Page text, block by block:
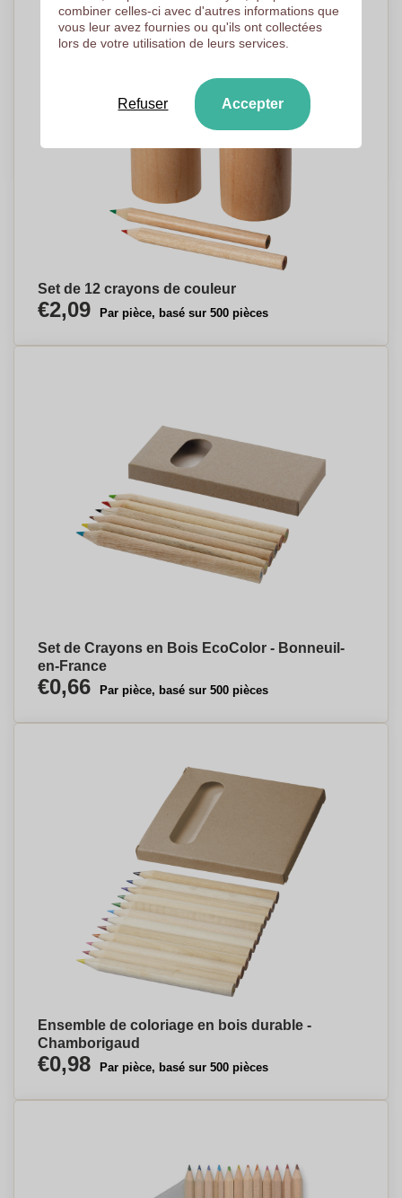
Set de 12 crayons de couleur
€2,09 Par pièce, basé sur 500 pièces
Set de Crayons en Bois EcoColor - Bonneuil-
en-France
€0,66 Par pièce, basé sur 500 pièces
Ensemble de coloriage en bois durable -
Chamborigaud
€0,98 Par pièce, basé sur 500 pièces
combiner celles-ci avec d'autres informations que
vous leur avez fournies ou qu'ils ont collectées
lors de votre utilisation de leurs services.
Refuser Accepter